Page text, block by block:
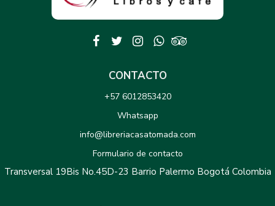
CONTACTO
+57 6012853420
Whatsapp
info@libreriacasatomada.com
Formulario de contacto
Transversal 19Bis No.45D-23 Barrio Palermo Bogotá Colombia